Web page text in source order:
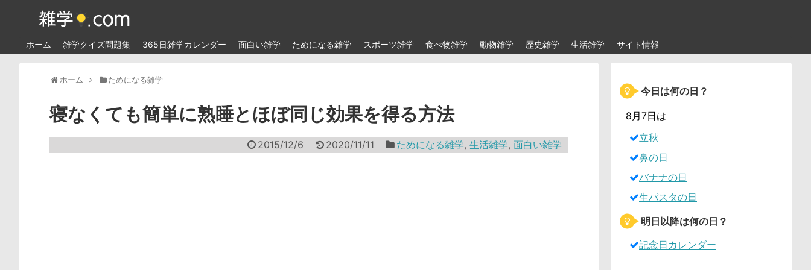
ホーム 雑学クイズ問題集 365日雑学カレンダー 面白い雑学 ためになる雑学 スポーツ雑学 食べ物雑学 動物雑学 歴史雑学 生活雑学 サイト情報
ホーム ためになる雑学
寝なくても簡単に熟睡とほぼ同じ効果を得る方法
2015/12/6 2020/11/11 ためになる雑学, 生活雑学, 面白い雑学
今日は何の日？
8月7日は
立秋
鼻の日
バナナの日
生パスタの日
明日以降は何の日？
記念日カレンダー